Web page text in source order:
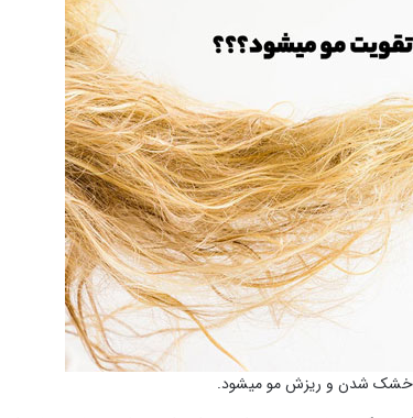
خشک شدن و ریزش مو میشود.